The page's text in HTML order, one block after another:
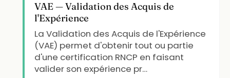
VAE — Validation des Acquis de
l'Expérience
La Validation des Acquis de l'Expérience
(VAE) permet d'obtenir tout ou partie
d'une certification RNCP en faisant
valider son expérience pr…